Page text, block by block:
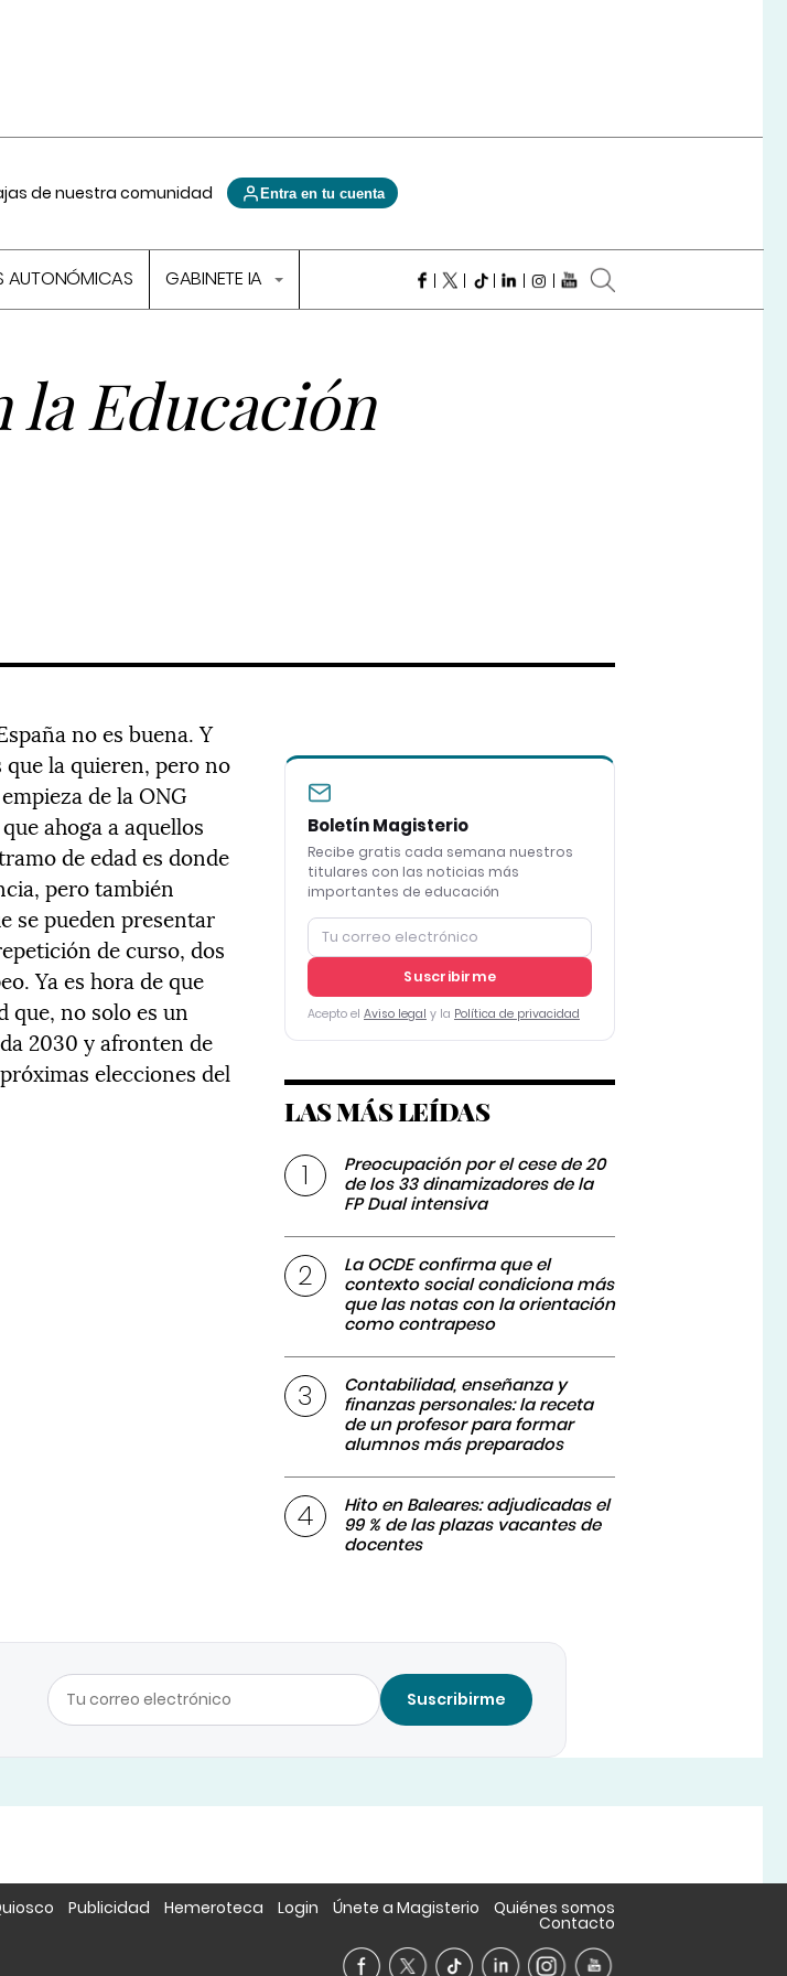
de nuestra comunidad Entra en tu cuenta
AUTONÓMICAS GABINETE IA
la Educación
no es buena. Y
la quieren, pero no
de la ONG
ahoga a aquellos
de edad es donde
pero también
se pueden presentar
de curso, dos
Ya es hora de que
que, no solo es un
2030 y afronten de
elecciones del
Boletín Magisterio
Recibe gratis cada semana nuestros
titulares con las noticias más
importantes de educación
Suscribirme
Acepto el Aviso legal y la Política de privacidad
LAS MÁS LEÍDAS
Preocupación por el cese de 20
de los 33 dinamizadores de la
FP Dual intensiva
La OCDE confirma que el
contexto social condiciona más
que las notas con la orientación
como contrapeso
Contabilidad, enseñanza y
finanzas personales: la receta
de un profesor para formar
alumnos más preparados
Hito en Baleares: adjudicadas el
99 % de las plazas vacantes de
docentes
Suscribirme
Publicidad Hemeroteca Login Únete a Magisterio Quiénes somos
Contacto